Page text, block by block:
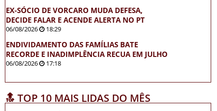
EX-SÓCIO DE VORCARO MUDA DEFESA,
DECIDE FALAR E ACENDE ALERTA NO PT
06/08/2026 18:29
ENDIVIDAMENTO DAS FAMÍLIAS BATE
RECORDE E INADIMPLÊNCIA RECUA EM JULHO
06/08/2026 17:18
🔝 TOP 10 MAIS LIDAS DO MÊS